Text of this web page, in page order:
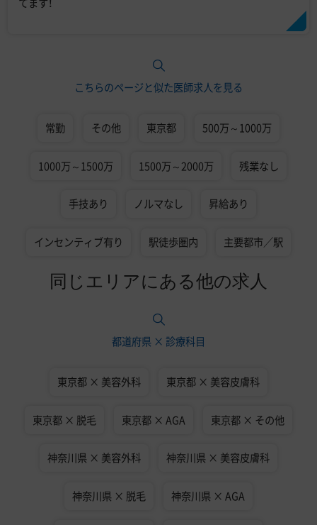
こちらのページと似た医師求人を見る
常勤 その他 東京都 500万～1000万
1000万～1500万 1500万～2000万 残業なし
手技あり ノルマなし 昇給あり
インセンティブ有り 駅徒歩圏内 主要都市／駅
同じエリアにある他の求人
都道府県 × 診療科目
東京都 × 美容外科 東京都 × 美容皮膚科
東京都 × 脱毛 東京都 × AGA 東京都 × その他
神奈川県 × 美容外科 神奈川県 × 美容皮膚科
神奈川県 × 脱毛 神奈川県 × AGA